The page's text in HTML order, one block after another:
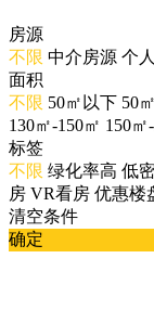
房源
不限 中介房源 个
面积
不限 50㎡以下 50
130㎡-150㎡ 150㎡
标签
不限 绿化率高 低
房 VR看房 优惠楼
清空条件
确定